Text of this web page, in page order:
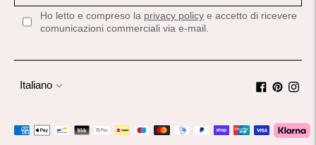
Ho letto e compreso la privacy policy e accetto di ricevere
comunicazioni commerciali via e-mail.
Lingua
Italiano
Metodi